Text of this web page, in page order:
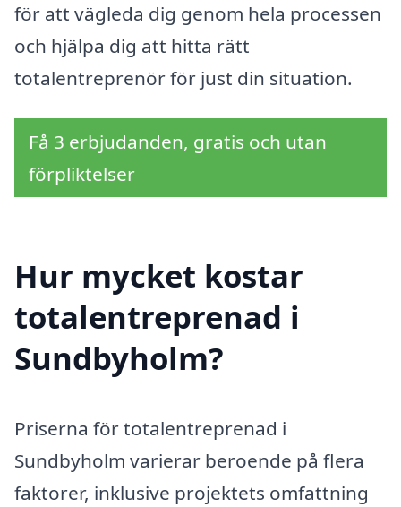
för att vägleda dig genom hela processen
och hjälpa dig att hitta rätt
totalentreprenör för just din situation.
Få 3 erbjudanden, gratis och utan
förpliktelser
Hur mycket kostar
totalentreprenad i
Sundbyholm?
Priserna för totalentreprenad i
Sundbyholm varierar beroende på flera
faktorer, inklusive projektets omfattning